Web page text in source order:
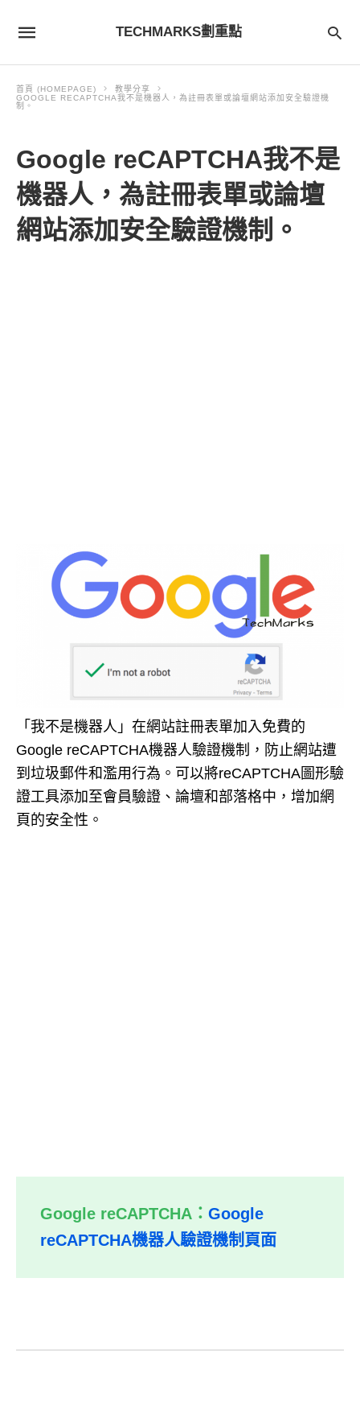
TECHMARKS劃重點
首頁 (HOMEPAGE)
教學分享
GOOGLE RECAPTCHA我不是機器人，為註冊表單或論壇網站添加安全驗證機
制。
Google reCAPTCHA我不是
機器人，為註冊表單或論壇
網站添加安全驗證機制。
「我不是機器人」在網站註冊表單加入免費的
Google reCAPTCHA機器人驗證機制，防止網站遭
到垃圾郵件和濫用行為。可以將reCAPTCHA圖形驗
證工具添加至會員驗證、論壇和部落格中，增加網
頁的安全性。
Google reCAPTCHA： Google
reCAPTCHA機器人驗證機制頁面